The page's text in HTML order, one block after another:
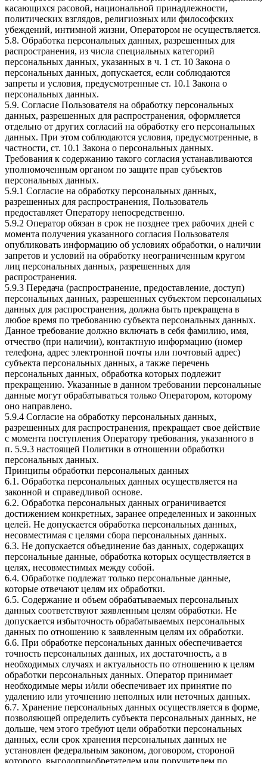
касающихся расовой, национальной принадлежности,
политических взглядов, религиозных или философских
убеждений, интимной жизни, Оператором не осуществляется.
5.8. Обработка персональных данных, разрешенных для
распространения, из числа специальных категорий
персональных данных, указанных в ч. 1 ст. 10 Закона о
персональных данных, допускается, если соблюдаются
запреты и условия, предусмотренные ст. 10.1 Закона о
персональных данных.
5.9. Согласие Пользователя на обработку персональных
данных, разрешенных для распространения, оформляется
отдельно от других согласий на обработку его персональных
данных. При этом соблюдаются условия, предусмотренные, в
частности, ст. 10.1 Закона о персональных данных.
Требования к содержанию такого согласия устанавливаются
уполномоченным органом по защите прав субъектов
персональных данных.
5.9.1 Согласие на обработку персональных данных,
разрешенных для распространения, Пользователь
предоставляет Оператору непосредственно.
5.9.2 Оператор обязан в срок не позднее трех рабочих дней с
момента получения указанного согласия Пользователя
опубликовать информацию об условиях обработки, о наличии
запретов и условий на обработку неограниченным кругом
лиц персональных данных, разрешенных для
распространения.
5.9.3 Передача (распространение, предоставление, доступ)
персональных данных, разрешенных субъектом персональных
данных для распространения, должна быть прекращена в
любое время по требованию субъекта персональных данных.
Данное требование должно включать в себя фамилию, имя,
отчество (при наличии), контактную информацию (номер
телефона, адрес электронной почты или почтовый адрес)
субъекта персональных данных, а также перечень
персональных данных, обработка которых подлежит
прекращению. Указанные в данном требовании персональные
данные могут обрабатываться только Оператором, которому
оно направлено.
5.9.4 Согласие на обработку персональных данных,
разрешенных для распространения, прекращает свое действие
с момента поступления Оператору требования, указанного в
п. 5.9.3 настоящей Политики в отношении обработки
персональных данных.
Принципы обработки персональных данных
6.1. Обработка персональных данных осуществляется на
законной и справедливой основе.
6.2. Обработка персональных данных ограничивается
достижением конкретных, заранее определенных и законных
целей. Не допускается обработка персональных данных,
несовместимая с целями сбора персональных данных.
6.3. Не допускается объединение баз данных, содержащих
персональные данные, обработка которых осуществляется в
целях, несовместимых между собой.
6.4. Обработке подлежат только персональные данные,
которые отвечают целям их обработки.
6.5. Содержание и объем обрабатываемых персональных
данных соответствуют заявленным целям обработки. Не
допускается избыточность обрабатываемых персональных
данных по отношению к заявленным целям их обработки.
6.6. При обработке персональных данных обеспечивается
точность персональных данных, их достаточность, а в
необходимых случаях и актуальность по отношению к целям
обработки персональных данных. Оператор принимает
необходимые меры и/или обеспечивает их принятие по
удалению или уточнению неполных или неточных данных.
6.7. Хранение персональных данных осуществляется в форме,
позволяющей определить субъекта персональных данных, не
дольше, чем этого требуют цели обработки персональных
данных, если срок хранения персональных данных не
установлен федеральным законом, договором, стороной
которого, выгодоприобретателем или поручителем по